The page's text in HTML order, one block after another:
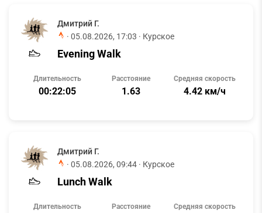
Дмитрий Г.
· 05.08.2026, 17:03 · Курское
Evening Walk
Длительность
00:22:05
Расстояние
1.63
Средняя скорость
4.42 км/ч
Дмитрий Г.
· 05.08.2026, 09:44 · Курское
Lunch Walk
Длительность Расстояние Средняя скорость